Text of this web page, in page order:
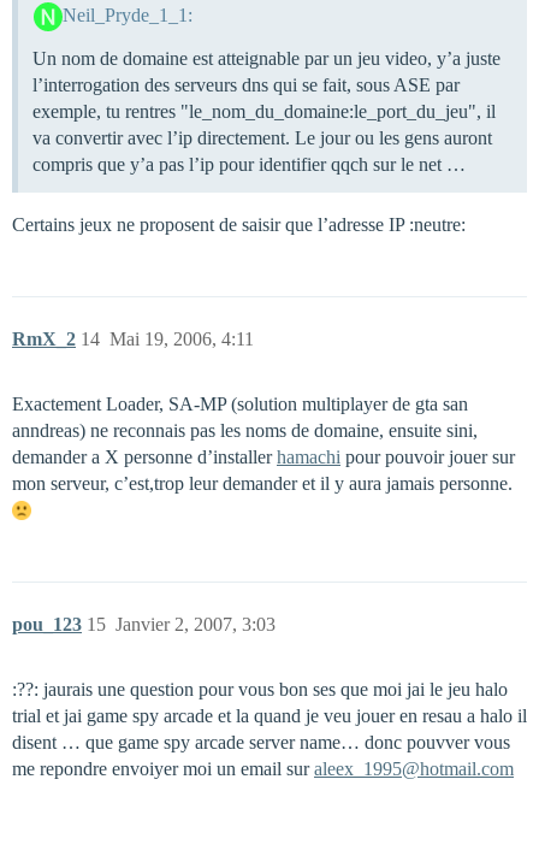
Neil_Pryde_1_1:
Un nom de domaine est atteignable par un jeu video, y’a juste
l’interrogation des serveurs dns qui se fait, sous ASE par
exemple, tu rentres "le_nom_du_domaine:le_port_du_jeu", il
va convertir avec l’ip directement. Le jour ou les gens auront
compris que y’a pas l’ip pour identifier qqch sur le net …
Certains jeux ne proposent de saisir que l’adresse IP :neutre:
RmX_2 Mai 19, 2006, 4:11
14
Exactement Loader, SA-MP (solution multiplayer de gta san
anndreas) ne reconnais pas les noms de domaine, ensuite sini,
demander a X personne d’installerhamachi pour pouvoir jouer sur
mon serveur, c’est,trop leur demander et il y aura jamais personne.
pou_123 Janvier 2, 2007, 3:03
15
:??: jaurais une question pour vous bon ses que moi jai le jeu halo
trial et jai game spy arcade et la quand je veu jouer en resau a halo il
disent … que game spy arcade server name… donc pouvver vous
me repondre envoiyer moi un email suraleex_1995@hotmail.com